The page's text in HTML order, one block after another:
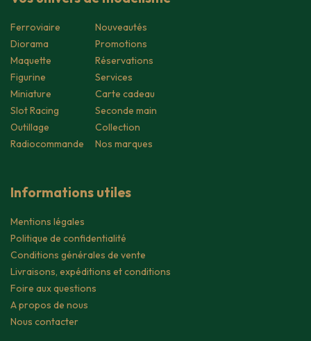
Ferroviaire
Diorama
Maquette
Figurine
Miniature
Slot Racing
Outillage
Radiocommande
Nouveautés
Promotions
Réservations
Services
Carte cadeau
Seconde main
Collection
Nos marques
Informations utiles
Mentions légales
Politique de confidentialité
Conditions générales de vente
Livraisons, expéditions et conditions
Foire aux questions
A propos de nous
Nous contacter